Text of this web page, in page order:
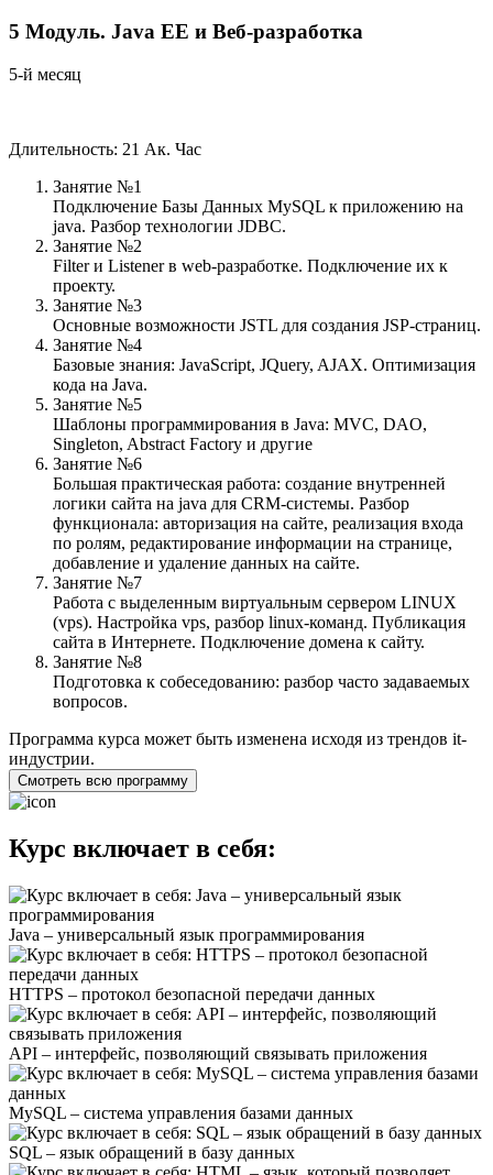
5 Модуль. Java EE и Веб-разработка
5-й месяц
Длительность: 21 Ак. Час
Занятие №1
Подключение Базы Данных MySQL к приложению на
java. Разбор технологии JDBC.
Занятие №2
Filter и Listener в web-разработке. Подключение их к
проекту.
Занятие №3
Основные возможности JSTL для создания JSP-страниц.
Занятие №4
Базовые знания: JavaScript, JQuery, AJAX. Оптимизация
кода на Java.
Занятие №5
Шаблоны программирования в Java: MVC, DAO,
Singleton, Abstract Factory и другие
Занятие №6
Большая практическая работа: создание внутренней
логики сайта на java для CRM-системы. Разбор
функционала: авторизация на сайте, реализация входа
по ролям, редактирование информации на странице,
добавление и удаление данных на сайте.
Занятие №7
Работа с выделенным виртуальным сервером LINUX
(vps). Настройка vps, разбор linux-команд. Публикация
сайта в Интернете. Подключение домена к сайту.
Занятие №8
Подготовка к собеседованию: разбор часто задаваемых
вопросов.
Программа курса может быть изменена исходя из трендов it-
индустрии.
Смотреть всю программу
Курс включает в себя:
Java – универсальный язык программирования
HTTPS – протокол безопасной передачи данных
API – интерфейс, позволяющий связывать приложения
MySQL – система управления базами данных
SQL – язык обращений в базу данных